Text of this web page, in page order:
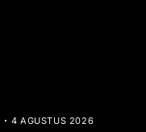
4 AGUSTUS 2026